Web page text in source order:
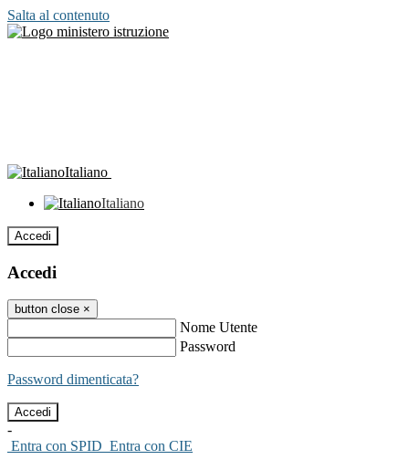
Salta al contenuto
Italiano
Italiano
Accedi
Accedi
button close ×
Nome Utente
Password
Password dimenticata?
-
Entra con SPID Entra con CIE